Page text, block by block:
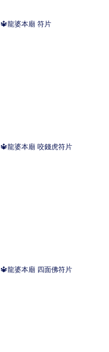
🔱龍婆本廟 符片
🔱龍婆本廟 咬錢虎符片
🔱龍婆本廟 四面佛符片